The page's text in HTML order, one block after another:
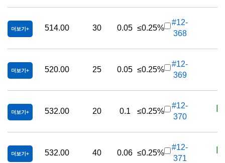
더보기 514.00 30 0.05 ≤0.25%
#12-
368
더보기 520.00 25 0.05 ≤0.25%
#12-
369
더보기 532.00 20 0.1 ≤0.25%
#12-
370
더보기 532.00 40 0.06 ≤0.25%
#12-
371